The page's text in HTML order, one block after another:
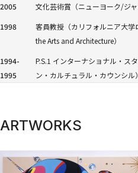
2005
文化芸術賞（ニューヨーク/ジャ
1998
客員教授（カリフォルニア大
the Arts and Architecture）
1994-
1995
P.S.1 インターナショナル・ス
ン・カルチュラル・カウンシル）
ARTWORKS